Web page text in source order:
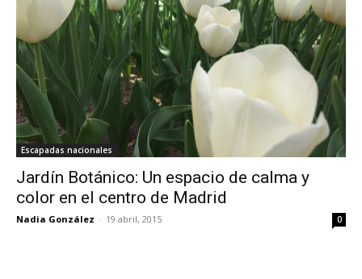
Escapadas nacionales
Jardín Botánico: Un espacio de calma y
color en el centro de Madrid
Nadia González - 19 abril, 2015 0